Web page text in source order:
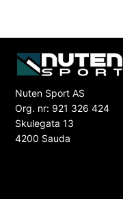
Nuten Sport AS
Org. nr: 921 326 424
Skulegata 13
4200 Sauda